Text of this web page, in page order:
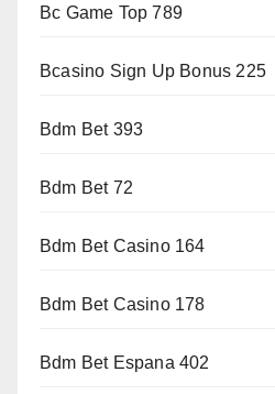
Bc Game Top 789
Bcasino Sign Up Bonus 225
Bdm Bet 393
Bdm Bet 72
Bdm Bet Casino 164
Bdm Bet Casino 178
Bdm Bet Espana 402